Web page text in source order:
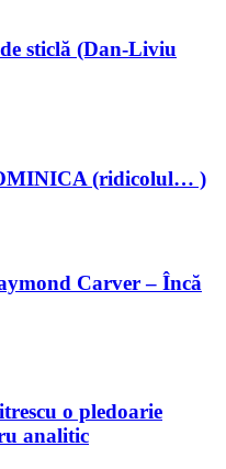
sticlă (Dan-Liviu
(ridicolul… )
Carver – Încă
o pledoarie
analitic